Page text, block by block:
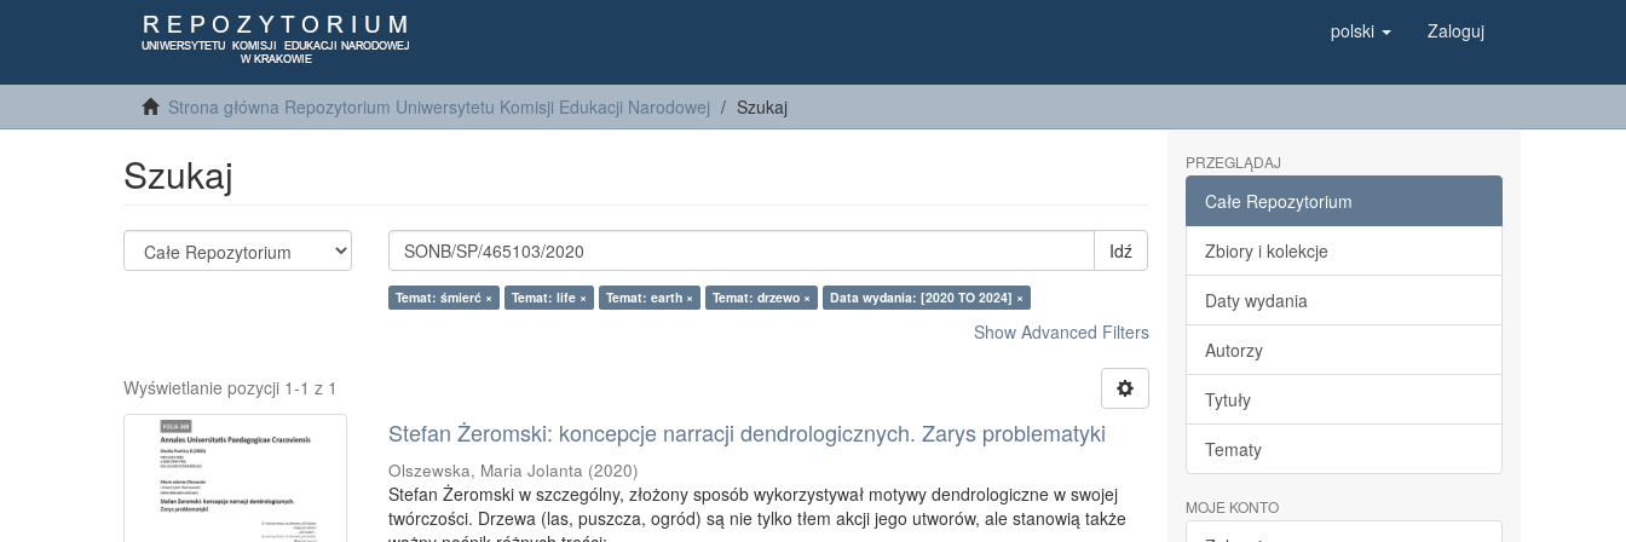
polski Zaloguj
Strona główna Repozytorium Uniwersytetu Komisji Edukacji Narodowej Szukaj
Szukaj
Idź
Temat: śmierć × Temat: life × Temat: earth × Temat: drzewo × Data wydania: [2020 TO 2024] ×
Show Advanced Filters
Wyświetlanie pozycji 1-1 z 1
Stefan Żeromski: koncepcje narracji dendrologicznych. Zarys problematyki
Olszewska, Maria Jolanta (2020)
Stefan Żeromski w szczególny, złożony sposób wykorzystywał motywy dendrologiczne w swojej
twórczości. Drzewa (las, puszcza, ogród) są nie tylko tłem akcji jego utworów, ale stanowią także
PRZEGLĄDAJ
Całe Repozytorium
Zbiory i kolekcje
Daty wydania
Autorzy
Tytuły
Tematy
MOJE KONTO